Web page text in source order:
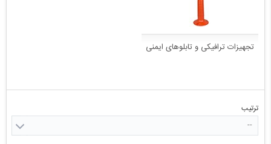
تجهیزات ترافیکی و تابلوهای ایمنی
ترتیب
--